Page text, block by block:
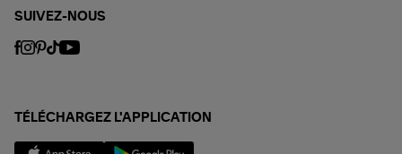
SUIVEZ-NOUS
TÉLÉCHARGEZ L'APPLICATION